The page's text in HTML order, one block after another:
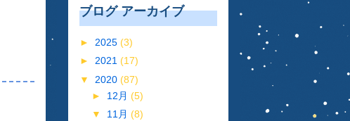
ブログ アーカイブ
► 2025 (3)
► 2021 (17)
▼ 2020 (87)
► 12月 (5)
▼ 11月 (8)